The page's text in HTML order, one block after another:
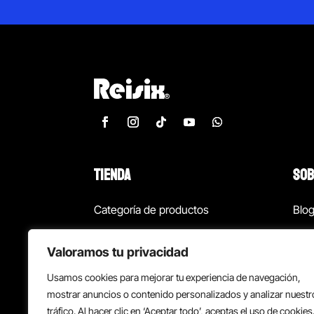
Valoramos tu privacidad
Usamos cookies para mejorar tu experiencia de navegación,
mostrar anuncios o contenido personalizados y analizar
tráfico. Al hacer clic en ‘Aceptar todo’, aceptas el uso de cookies.
TIENDA
Categoría de productos
¡Las mejores ofertas!
Back to school
Blog